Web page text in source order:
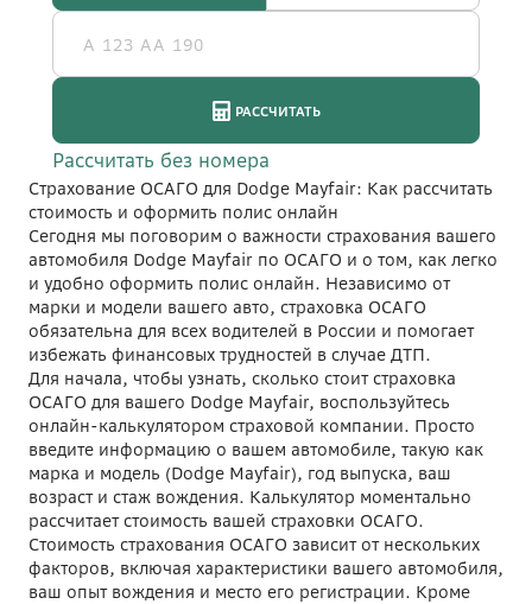
Страхование ОСАГО для Dodge Mayfair: Как рассчитать
стоимость и оформить полис онлайн
Сегодня мы поговорим о важности страхования вашего
автомобиля Dodge Mayfair по ОСАГО и о том, как легко
и удобно оформить полис онлайн. Независимо от
марки и модели вашего авто, страховка ОСАГО
обязательна для всех водителей в России и помогает
избежать финансовых трудностей в случае ДТП.
Для начала, чтобы узнать, сколько стоит страховка
ОСАГО для вашего Dodge Mayfair, воспользуйтесь
онлайн-калькулятором страховой компании. Просто
введите информацию о вашем автомобиле, такую как
марка и модель (Dodge Mayfair), год выпуска, ваш
возраст и стаж вождения. Калькулятор моментально
рассчитает стоимость вашей страховки ОСАГО.
Стоимость страхования ОСАГО зависит от нескольких
факторов, включая характеристики вашего автомобиля,
ваш опыт вождения и место его регистрации. Кроме